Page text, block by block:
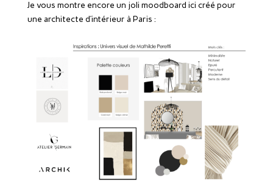
Je vous montre encore un joli moodboard ici créé pour
une architecte d’intérieur à Paris :